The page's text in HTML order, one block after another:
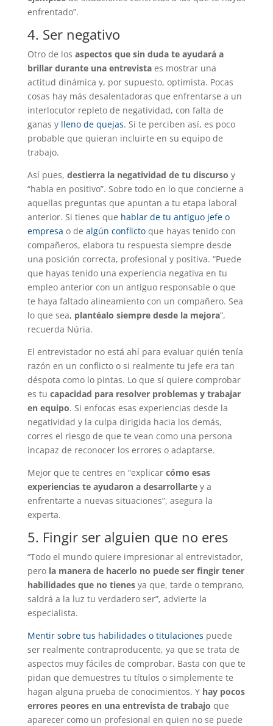
enfrentado”.
4. Ser negativo
Otro de los aspectos que sin duda te ayudará a
brillar durante una entrevistaes mostrar una
actitud dinámica y, por supuesto, optimista. Pocas
cosas hay más desalentadoras que enfrentarse a un
interlocutor repleto de negatividad, con falta de
ganas y lleno de quejas. Si te perciben así, es poco
probable que quieran incluirte en su equipo de
trabajo.
Así pues, destierra la negatividad de tu discurso y
“habla en positivo”. Sobre todo en lo que concierne a
aquellas preguntas que apuntan a tu etapa laboral
anterior. Si tienes que hablar de tu antiguo jefe o
empresa o de algún conflictoque hayas tenido con
compañeros, elabora tu respuesta siempre desde
una posición correcta, profesional y positiva. “Puede
que hayas tenido una experiencia negativa en tu
empleo anterior con un antiguo responsable o que
te haya faltado alineamiento con un compañero. Sea
lo que sea, plantéalo siempre desde la mejora”,
recuerda Núria.
El entrevistador no está ahí para evaluar quién tenía
razón en un conflicto o si realmente tu jefe era tan
déspota como lo pintas. Lo que sí quiere comprobar
es tu capacidad para resolver problemas y trabajar
en equipo. Si enfocas esas experiencias desde la
negatividad y la culpa dirigida hacia los demás,
corres el riesgo de que te vean como una persona
incapaz de reconocer los errores o adaptarse.
Mejor que te centres en “explicar cómo esas
experiencias te ayudaron a desarrollartey a
enfrentarte a nuevas situaciones”, asegura la
experta.
5. Fingir ser alguien que no eres
“Todo el mundo quiere impresionar al entrevistador,
pero la manera de hacerlo no puede ser fingir tener
habilidades que no tienesya que, tarde o temprano,
saldrá a la luz tu verdadero ser”, advierte la
especialista.
Mentir sobre tus habilidades o titulaciones puede
ser realmente contraproducente, ya que se trata de
aspectos muy fáciles de comprobar. Basta con que te
pidan que demuestres tu títulos o simplemente te
hagan alguna prueba de conocimientos. Y hay pocos
errores peores en una entrevista de trabajo que
aparecer como un profesional en quien no se puede